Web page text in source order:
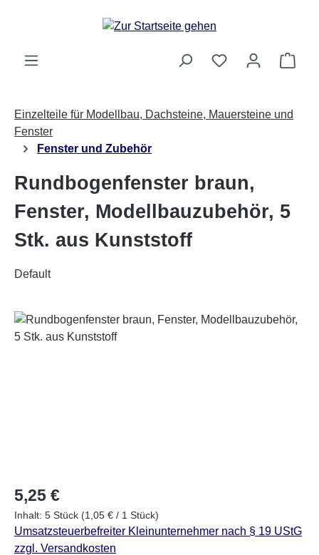
Zum Hauptinhalt springen
Einzelteile für Modellbau, Dachsteine, Mauersteine und
Fenster
Fenster und Zubehör
Rundbogenfenster braun,
Fenster, Modellbauzubehör, 5
Stk. aus Kunststoff
Default
Bildergalerie überspringen
Regulärer Preis:
5,25 €
Inhalt: 5 Stück (1,05 € / 1 Stück)
Umsatzsteuerbefreiter Kleinunternehmer nach § 19 UStG
zzgl. Versandkosten